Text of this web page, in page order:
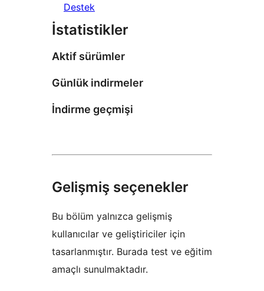
Destek
İstatistikler
Aktif sürümler
Günlük indirmeler
İndirme geçmişi
Gelişmiş seçenekler
Bu bölüm yalnızca gelişmiş
kullanıcılar ve geliştiriciler için
tasarlanmıştır. Burada test ve eğitim
amaçlı sunulmaktadır.